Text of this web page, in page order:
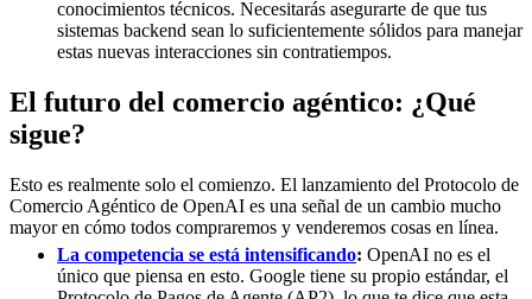
conocimientos técnicos. Necesitarás asegurarte de que tus
sistemas backend sean lo suficientemente sólidos para manejar
estas nuevas interacciones sin contratiempos.
El futuro del comercio agéntico: ¿Qué
sigue?
Esto es realmente solo el comienzo. El lanzamiento del Protocolo de
Comercio Agéntico de OpenAI es una señal de un cambio mucho
mayor en cómo todos compraremos y venderemos cosas en línea.
La competencia se está intensificando: OpenAI no es el
único que piensa en esto. Google tiene su propio estándar, el